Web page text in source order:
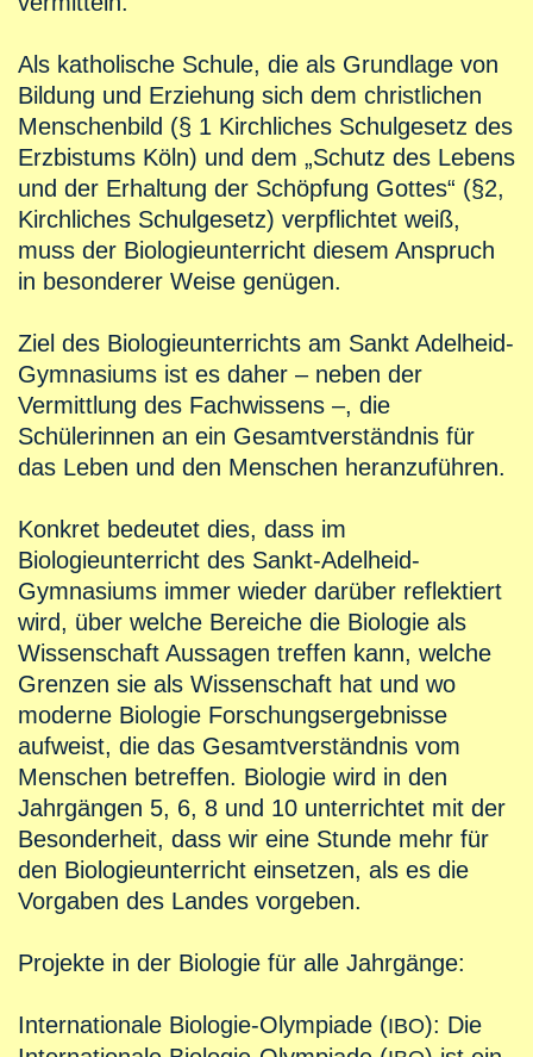
Als katholische Schule, die als Grundlage von
Bildung und Erziehung sich dem christlichen
Menschenbild (§ 1 Kirchliches Schulgesetz des
Erzbistums Köln) und dem „Schutz des Lebens
und der Erhaltung der Schöpfung Gottes“ (§2,
Kirchliches Schulgesetz) verpflichtet weiß,
muss der Biologieunterricht diesem Anspruch
in besonderer Weise genügen.
Ziel des Biologieunterrichts am Sankt Adelheid-
Gymnasiums ist es daher – neben der
Vermittlung des Fachwissens –, die
Schülerinnen an ein Gesamtverständnis für
das Leben und den Menschen heranzuführen.
Konkret bedeutet dies, dass im
Biologieunterricht des Sankt-Adelheid-
Gymnasiums immer wieder darüber reflektiert
wird, über welche Bereiche die Biologie als
Wissenschaft Aussagen treffen kann, welche
Grenzen sie als Wissenschaft hat und wo
moderne Biologie Forschungsergebnisse
aufweist, die das Gesamtverständnis vom
Menschen betreffen. Biologie wird in den
Jahrgängen 5, 6, 8 und 10 unterrichtet mit der
Besonderheit, dass wir eine Stunde mehr für
den Biologieunterricht einsetzen, als es die
Vorgaben des Landes vorgeben.
Projekte in der Biologie für alle Jahrgänge:
Internationale Biologie-Olympiade (IBO): Die